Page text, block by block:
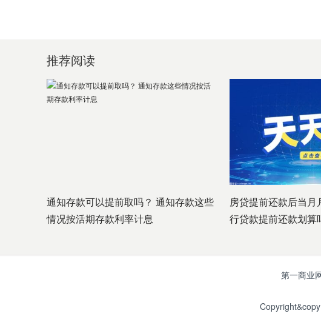
推荐阅读
通知存款可以提前取吗？ 通知存款这些
情况按活期存款利率计息
房贷提前还款后当月
行贷款提前还款划算
第一商